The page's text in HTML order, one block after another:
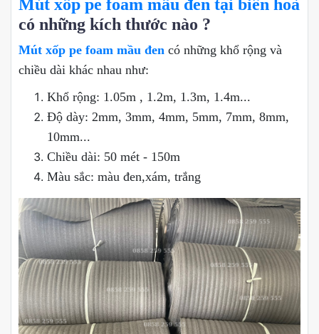
Mút xốp pe foam mầu đen tại biên hoà
có những kích thước nào ?
Mút xốp pe foam mầu đen có những khổ rộng và
chiều dài khác nhau như:
Khổ rộng: 1.05m , 1.2m, 1.3m, 1.4m...
Độ dày: 2mm, 3mm, 4mm, 5mm, 7mm, 8mm,
10mm...
Chiều dài: 50 mét - 150m
Màu sắc: màu đen,xám, trắng